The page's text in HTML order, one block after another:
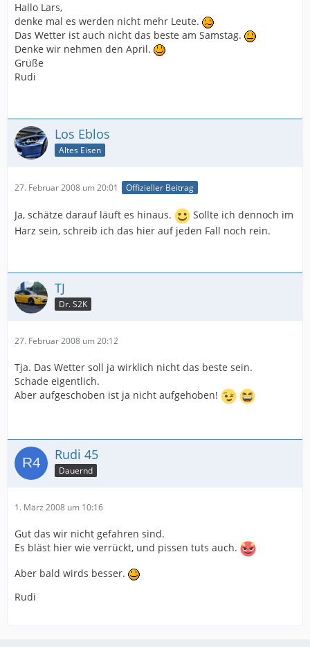
Hallo Lars,
denke mal es werden nicht mehr Leute.
Das Wetter ist auch nicht das beste am Samstag.
Denke wir nehmen den April.
Grüße
Rudi
Los Eblos
Altes Eisen
27. Februar 2008 um 20:01 Offizieller Beitrag
Ja, schätze darauf läuft es hinaus.
Sollte ich dennoch im
Harz sein, schreib ich das hier auf jeden Fall noch rein.
TJ
Dr. S2K
27. Februar 2008 um 20:12
Tja. Das Wetter soll ja wirklich nicht das beste sein.
Schade eigentlich.
Aber aufgeschoben ist ja nicht aufgehoben!
Rudi 45
Dauernd
1. März 2008 um 10:16
Gut das wir nicht gefahren sind.
Es bläst hier wie verrückt, und pissen tuts auch.
Aber bald wirds besser.
Rudi